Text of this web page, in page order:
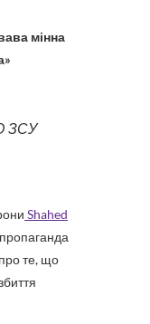
мінна
Shahed
те, що